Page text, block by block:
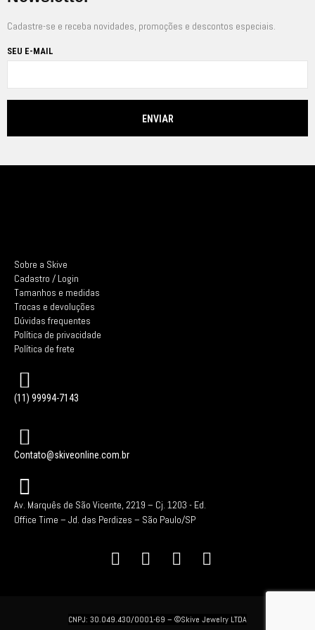
Cadastre-se e receba novidades, promoções e descontos especiais.
SEU E-MAIL
Sobre a Skive
Cadastro / Login
Tamanhos e medidas
Trocas e devoluções
Dúvidas frequentes
Política de privacidade
Política de frete
(11) 99994-7143
Contato@skiveonline.com.br
Av. Marquês de São Vicente, 2219 – Cj. 1203 - Ed.
Office Time – Jd. das Perdizes – São Paulo/SP
CNPJ: 30.049.430/0001-69 – ©Skive Jewelry LTDA